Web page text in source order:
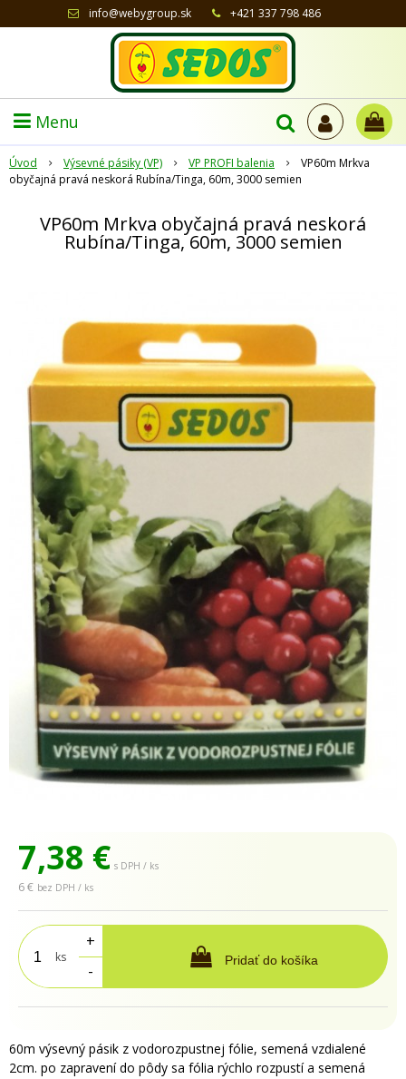
info@webygroup.sk +421 337 798 486
Menu
Úvod Výsevné pásiky (VP) VP PROFI balenia
VP60m Mrkva
obyčajná pravá neskorá Rubína/Tinga, 60m, 3000 semien
VP60m Mrkva obyčajná pravá neskorá
Rubína/Tinga, 60m, 3000 semien
7,38 € s DPH / ks
6 € bez DPH / ks
ks
+
-
Pridať do košíka
60m výsevný pásik z vodorozpustnej fólie, semená vzdialené
2cm. po zapravení do pôdy sa fólia rýchlo rozpustí a semená